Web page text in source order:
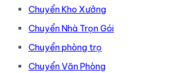
Chuyển Kho Xưởng
Chuyển Nhà Trọn Gói
Chuyển phòng trọ
Chuyển Văn Phòng